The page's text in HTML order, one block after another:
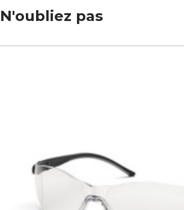
N'oubliez pas